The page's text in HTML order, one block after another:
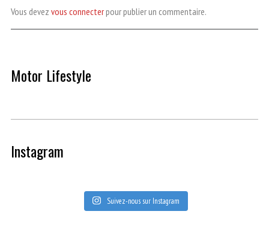
Vous devez vous connecterpour publier un commentaire.
Motor Lifestyle
Instagram
Suivez-nous sur Instagram